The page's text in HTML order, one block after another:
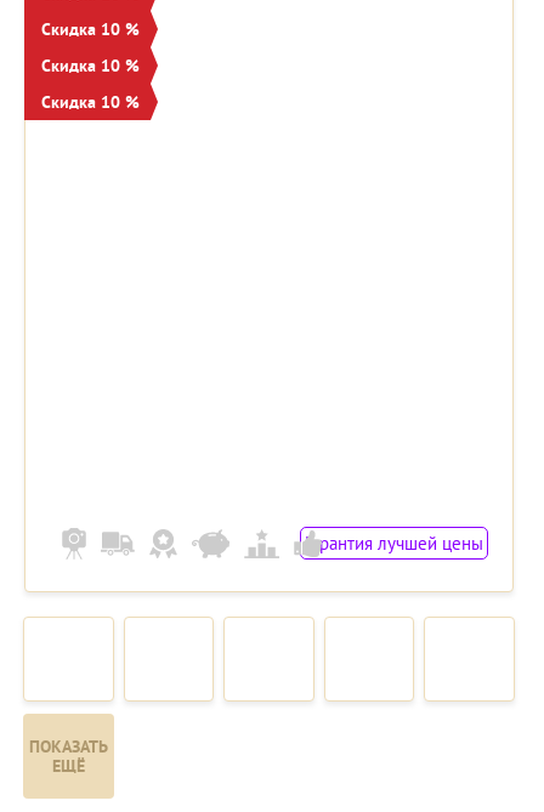
Скидка 10 %
Скидка 10 %
Скидка 10 %
Гарантия лучшей цены
ПОКАЗАТЬ
ЕЩЁ